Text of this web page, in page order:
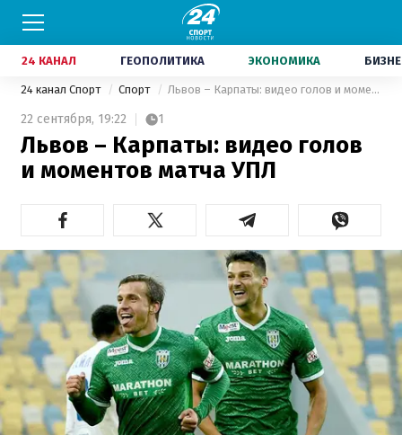
24 КАНАЛ ГЕОПОЛИТИКА ЭКОНОМИКА
24 канал Спорт Спорт Львов – Карпаты: видео голов и моментов матча УПЛ
22 сентября, 19:22 1
Львов – Карпаты: видео голов
и моментов матча УПЛ